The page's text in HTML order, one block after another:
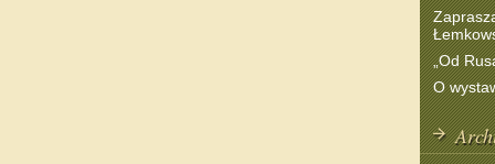
„Od
O